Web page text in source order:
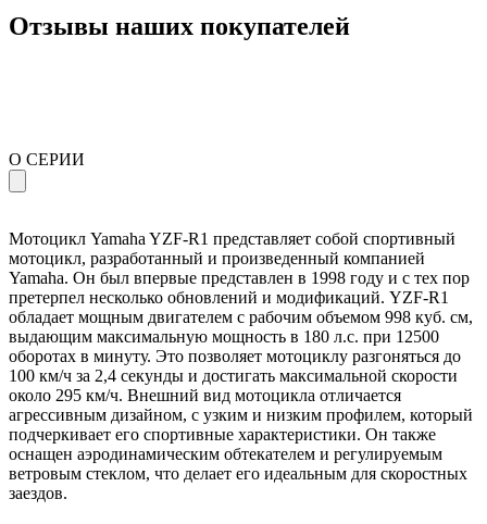
Отзывы наших покупателей
О СЕРИИ
Мотоцикл Yamaha YZF-R1 представляет собой спортивный
мотоцикл, разработанный и произведенный компанией
Yamaha. Он был впервые представлен в 1998 году и с тех пор
претерпел несколько обновлений и модификаций. YZF-R1
обладает мощным двигателем с рабочим объемом 998 куб. см,
выдающим максимальную мощность в 180 л.с. при 12500
оборотах в минуту. Это позволяет мотоциклу разгоняться до
100 км/ч за 2,4 секунды и достигать максимальной скорости
около 295 км/ч. Внешний вид мотоцикла отличается
агрессивным дизайном, с узким и низким профилем, который
подчеркивает его спортивные характеристики. Он также
оснащен аэродинамическим обтекателем и регулируемым
ветровым стеклом, что делает его идеальным для скоростных
заездов.